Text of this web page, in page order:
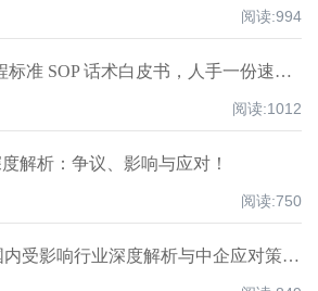
阅读:994
2025 外贸业务全流程标准 SOP 话术白皮书，人手一份速领！
阅读:1012
解析：争议、影响与应对！
阅读:750
中美贸易战升级：国内受影响行业深度解析与中企应对策略！